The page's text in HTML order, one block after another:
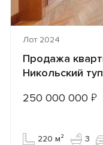
Лот 2024
Продажа
Никольский
250 000 000 ₽
220 м² 3